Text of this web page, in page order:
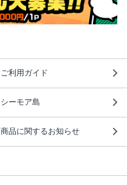
ご利用ガイド
シーモア島
商品に関するお知らせ